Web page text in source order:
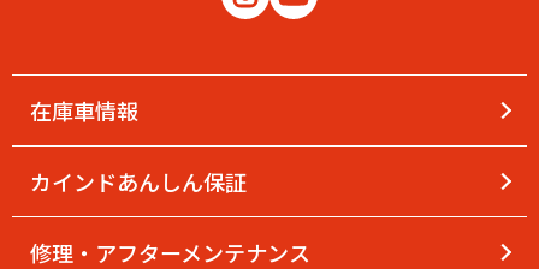
在庫車情報
カインドあんしん保証
修理・アフターメンテナンス